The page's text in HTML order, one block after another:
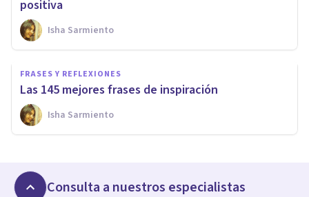
positiva
Isha Sarmiento
FRASES Y REFLEXIONES
Las 145 mejores frases de inspiración
Isha Sarmiento
Consulta a nuestros especialistas